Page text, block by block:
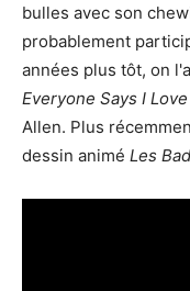
bulles avec son
probablement
années plus tôt, on
Everyone Says I
Allen. Plus
dessin animé Les